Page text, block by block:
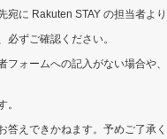
に Rakuten STAY の担当者よ
必ずご確認ください。
フォームへの記入がない場合や
。
えできかねます。予めご了承く